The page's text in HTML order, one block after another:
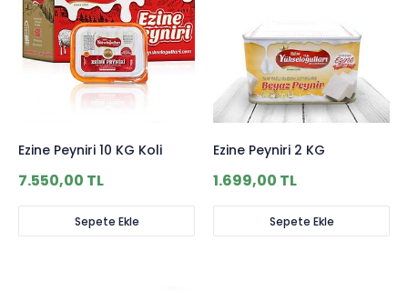
Ezine Peyniri 10 KG Koli
7.550,00 TL
Sepete Ekle
Ezine Peyniri 2 KG
1.699,00 TL
Sepete Ekle